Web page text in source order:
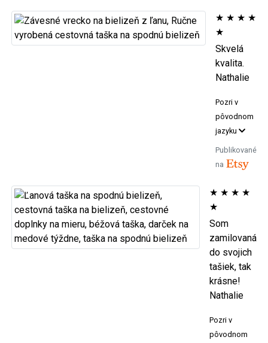
★ ★ ★ ★
★
Skvelá
kvalita.
Nathalie
Pozri v
pôvodnom
jazyku
Publikované
na
★ ★ ★ ★
★
Som
zamilovaná
do svojich
tašiek, tak
krásne!
Nathalie
Pozri v
pôvodnom